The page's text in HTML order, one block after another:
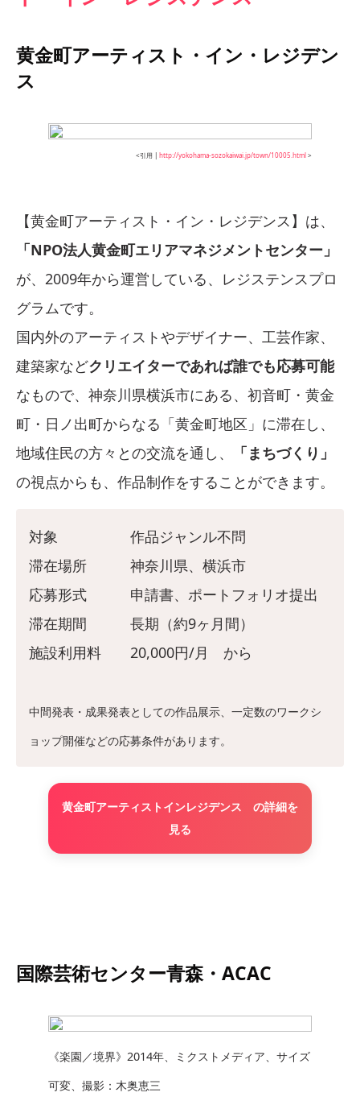
黄金町アーティスト・イン・レジデン
ス
<引用 | http://yokohama-sozokaiwai.jp/town/10005.html>
【黄金町アーティスト・イン・レジデンス】は、
「NPO法人黄金町エリアマネジメントセンター」
が、2009年から運営している、レジステンスプロ
グラムです。
国内外のアーティストやデザイナー、工芸作家、
建築家などクリエイターであれば誰でも応募可能
なもので、神奈川県横浜市にある、初音町・黄金
町・日ノ出町からなる「黄金町地区」に滞在し、
地域住民の方々との交流を通し、
「まちづくり」
の視点からも、作品制作をすることができます。
対象 作品ジャンル不問
滞在場所 神奈川県、横浜市
応募形式 申請書、ポートフォリオ提出
滞在期間 長期（約9ヶ月間）
施設利用料 20,000円/月 から
中間発表・成果発表としての作品展示、一定数のワークシ
ョップ開催などの応募条件があります。
黄金町アーティストインレジデンス の詳細を
見る
国際芸術センター青森・ACAC
《楽園／境界》2014年、ミクストメディア、サイズ
可変、撮影：木奥恵三